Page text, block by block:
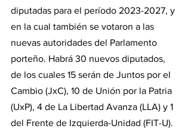
diputadas para el período 2023-2027, y
en la cual también se votaron a las
nuevas autoridades del Parlamento
porteño. Habrá 30 nuevos diputados,
de los cuales 15 serán de Juntos por el
Cambio (JxC), 10 de Unión por la Patria
(UxP), 4 de La Libertad Avanza (LLA) y 1
del Frente de Izquierda-Unidad (FIT-U).